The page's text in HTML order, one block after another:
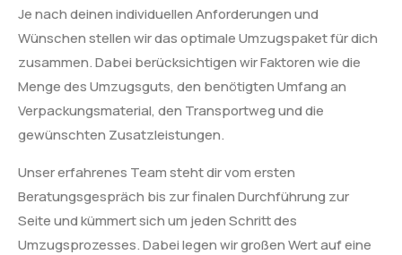
Je nach deinen individuellen Anforderungen und
Wünschen stellen wir das optimale Umzugspaket für dich
zusammen. Dabei berücksichtigen wir Faktoren wie die
Menge des Umzugsguts, den benötigten Umfang an
Verpackungsmaterial, den Transportweg und die
gewünschten Zusatzleistungen.
Unser erfahrenes Team steht dir vom ersten
Beratungsgespräch bis zur finalen Durchführung zur
Seite und kümmert sich um jeden Schritt des
Umzugsprozesses. Dabei legen wir großen Wert auf eine